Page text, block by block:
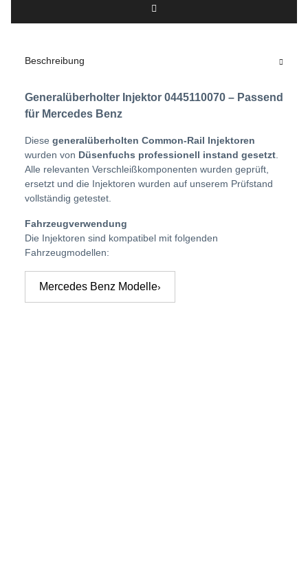
Beschreibung
Generalüberholter Injektor 0445110070 – Passend
für Mercedes Benz
Diese generalüberholten Common-Rail Injektoren
wurden von Düsenfuchs professionell instand gesetzt
Alle relevanten Verschleißkomponenten wurden geprüft,
ersetzt und die Injektoren wurden auf unserem Prüfstand
vollständig getestet.
Fahrzeugverwendung
Die Injektoren sind kompatibel mit folgenden
Fahrzeugmodellen:
Mercedes Benz Modelle›